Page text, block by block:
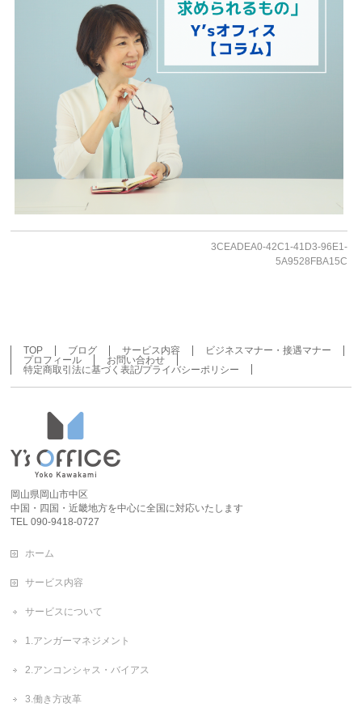
3CEADEA0-42C1-41D3-96E1-
5A9528FBA15C
TOP ブログ サービス内容
ビジネスマナー・接遇マナー
プロフィール
お問い合わせ
特定商取引法に基づく表記/プライバシーポリシー
岡山県岡山市中区
中国・四国・近畿地方を中心に全国に対応いたします
TEL 090-9418-0727
ホーム
サービス内容
サービスについて
1.アンガーマネジメント
2.アンコンシャス・バイアス
3.働き方改革